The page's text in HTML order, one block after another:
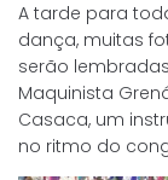
A tarde para
dança, muitas
serão
Maquinista
Casaca, um
no ritmo do